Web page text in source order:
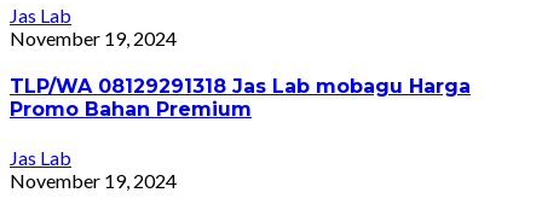
Jas Lab
November 19, 2024
TLP/WA 08129291318 Jas Lab mobagu Harga
Promo Bahan Premium
Jas Lab
November 19, 2024